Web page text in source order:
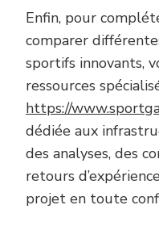
Enfin, pour
comparer
sportifs innovants,
ressources
https://
dédiée aux
des analyses, des
retours
projet en toute